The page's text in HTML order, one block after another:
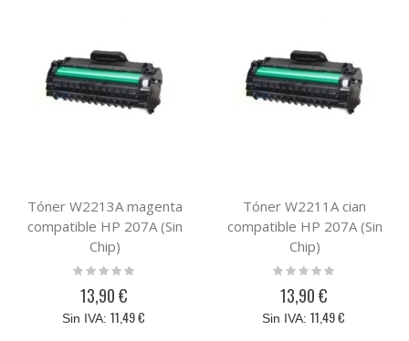
Tóner W2213A magenta
compatible HP 207A (Sin
Chip)
Rating:
13,90 €
11,49 €
Tóner W2211A cian
compatible HP 207A (Sin
Chip)
Rating:
13,90 €
11,49 €